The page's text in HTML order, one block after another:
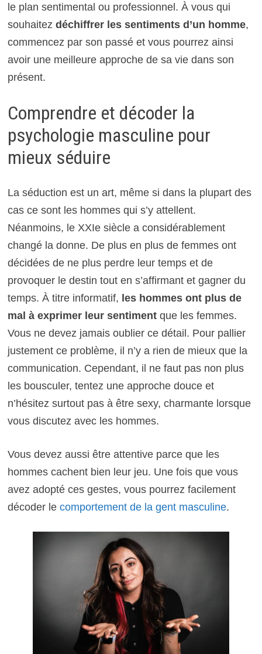
le plan sentimental ou professionnel. À vous qui
souhaitez déchiffrer les sentiments d’un homme,
commencez par son passé et vous pourrez ainsi
avoir une meilleure approche de sa vie dans son
présent.
Comprendre et décoder la
psychologie masculine pour
mieux séduire
La séduction est un art, même si dans la plupart des
cas ce sont les hommes qui s’y attellent.
Néanmoins, le XXIe siècle a considérablement
changé la donne. De plus en plus de femmes ont
décidées de ne plus perdre leur temps et de
provoquer le destin tout en s’affirmant et gagner du
temps. À titre informatif, les hommes ont plus de
mal à exprimer leur sentimentque les femmes.
Vous ne devez jamais oublier ce détail. Pour pallier
justement ce problème, il n’y a rien de mieux que la
communication. Cependant, il ne faut pas non plus
les bousculer, tentez une approche douce et
n’hésitez surtout pas à être sexy, charmante lorsque
vous discutez avec les hommes.
Vous devez aussi être attentive parce que les
hommes cachent bien leur jeu. Une fois que vous
avez adopté ces gestes, vous pourrez facilement
décoder le comportement de la gent masculine.